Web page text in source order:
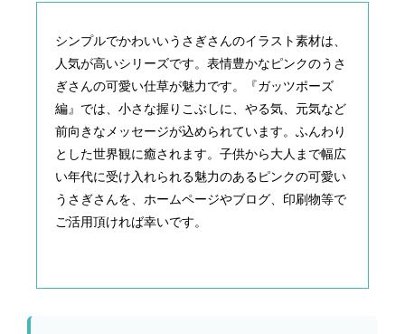
シンプルでかわいいうさぎさんのイラスト素材は、
人気が高いシリーズです。表情豊かなピンクのうさ
ぎさんの可愛い仕草が魅力です。『ガッツポーズ
編』では、小さな握りこぶしに、やる気、元気など
前向きなメッセージが込められています。ふんわり
とした世界観に癒されます。子供から大人まで幅広
い年代に受け入れられる魅力のあるピンクの可愛い
うさぎさんを、ホームページやブログ、印刷物等で
ご活用頂ければ幸いです。